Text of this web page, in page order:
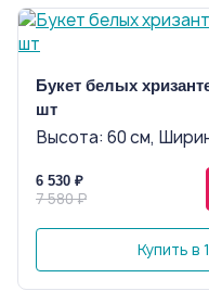
Букет белых
шт
Высота: 60 см,
6 530 ₽
7 580 ₽
Купить в